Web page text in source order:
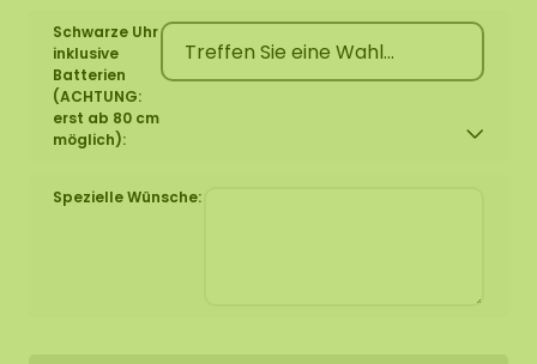
Schwarze Uhr
inklusive
Batterien
(ACHTUNG:
erst ab 80 cm
möglich):
Spezielle Wünsche: